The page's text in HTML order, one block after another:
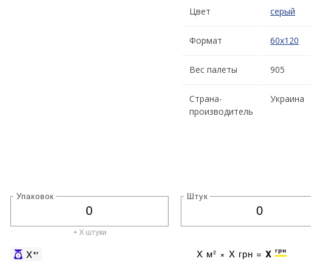
Цвет серый
Формат 60x120
Вес палеты 905
Страна-
производитель
Украина
Упаковок
+ X штуки
Штук
Xкг X м² × X грн = X грн